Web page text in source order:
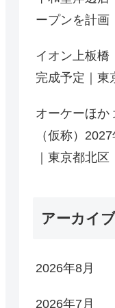
ープンを計画
イオン上板橋
完成予定｜東
オーケーほか
（仮称）
｜東京都北区
アーカイブ
2026年8月
2026年7月